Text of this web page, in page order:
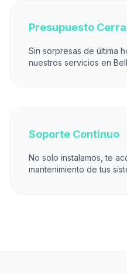
Presupuesto
Sin sorpresas de última
nuestros servicios en
Soporte Continuo
No solo instalamos, te
mantenimiento de tus